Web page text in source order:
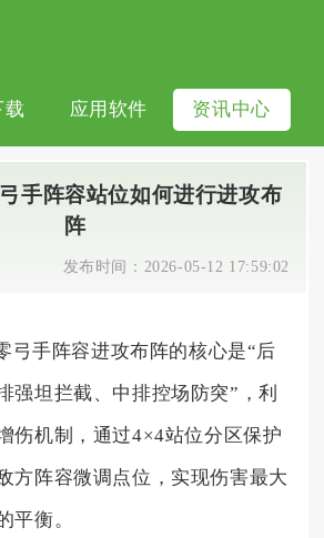
载 应用软件 资讯中心
手阵容站位如何进行进攻布
阵
发布时间： 2026-05-12 17:59:02
弓手阵容进攻布阵的核心是“后
强坦拦截、中排控场防突”，利
伤机制，通过4×4站位分区保护
方阵容微调点位，实现伤害最大
平衡。